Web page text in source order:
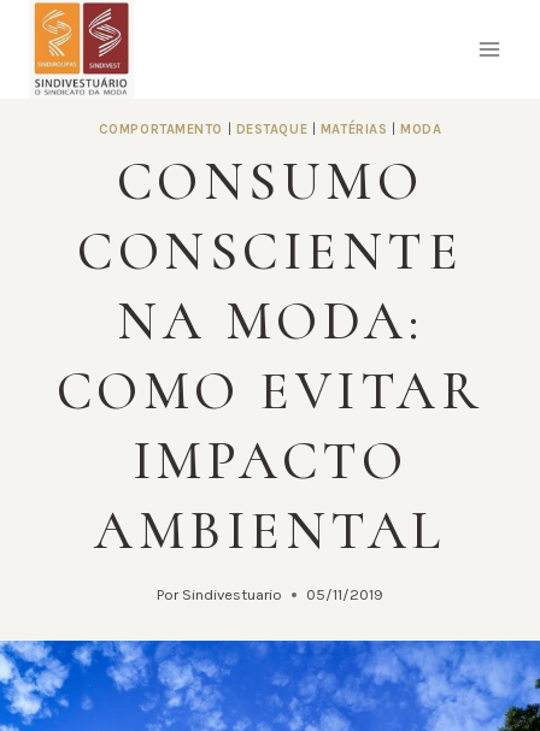
Pular
COMPORTAMENTO DESTAQUE MATÉRIAS |MODA
CONSUMO
CONSCIENTE
NA MODA:
COMO EVITAR
IMPACTO
AMBIENTAL
Por Sindivestuario 05/11/2019